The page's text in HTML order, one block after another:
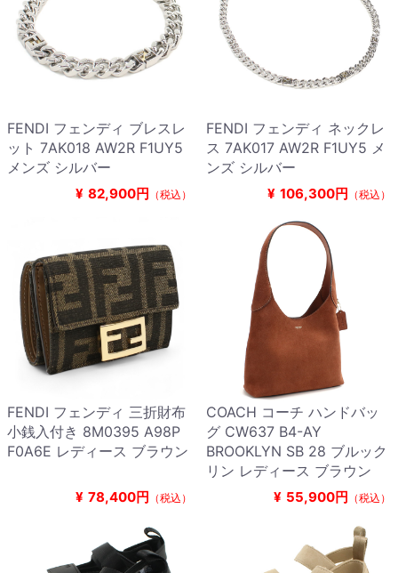
FENDI フェンディ ブレスレ
ット 7AK018 AW2R F1UY5
メンズ シルバー
¥ 82,900円 （税込）
FENDI フェンディ ネックレ
ス 7AK017 AW2R F1UY5 メ
ンズ シルバー
¥ 106,300円 （税込）
FENDI フェンディ 三折財布
小銭入付き 8M0395 A98P
F0A6E レディース ブラウン
¥ 78,400円 （税込）
COACH コーチ ハンドバッ
グ CW637 B4-AY
BROOKLYN SB 28 ブルック
リン レディース ブラウン
¥ 55,900円 （税込）